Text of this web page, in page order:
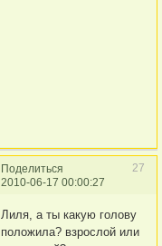
Поделиться
27
2010-06-17 00:00:27
Лиля, а ты какую голову
положила? взрослой или